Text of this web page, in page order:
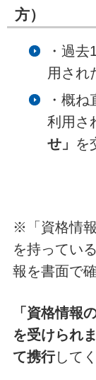
方）
・過
用され
・概
利用
せ」 を
※「資格情
を持ってい
報を書面で
「資格情報
を受けられ
て携行して